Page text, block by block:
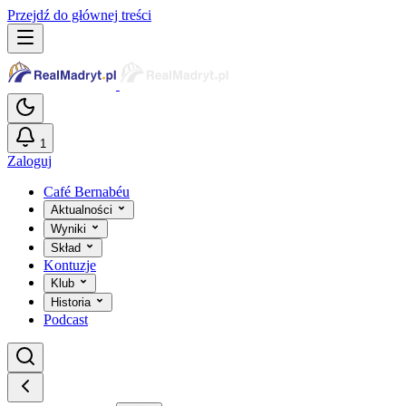
Przejdź do głównej treści
1
Zaloguj
Café Bernabéu
Aktualności
Wyniki
Skład
Kontuzje
Klub
Historia
Podcast